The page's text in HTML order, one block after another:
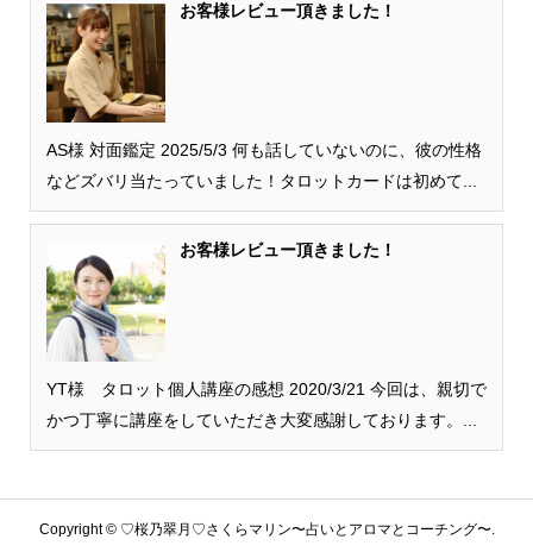
お客様レビュー頂きました！
AS様 対面鑑定 2025/5/3 何も話していないのに、彼の性格
などズバリ当たっていました！タロットカードは初めて...
お客様レビュー頂きました！
YT様 タロット個人講座の感想 2020/3/21 今回は、親切で
かつ丁寧に講座をしていただき大変感謝しております。...
Copyright ©♡桜乃翠月♡さくらマリン〜占いとアロマとコーチング〜.